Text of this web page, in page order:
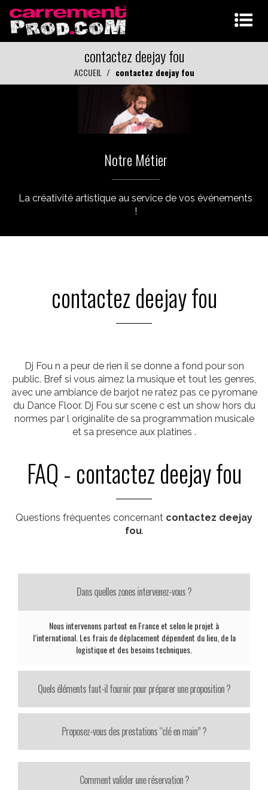
contactez deejay fou
ACCUEIL contactez deejay fou
Notre Métier
La créativité artistique au service de vos événements
!
contactez deejay fou
Dj Fou n a peur de rien il se donne a fond pour son
public. Bref si vous aimez la musique et tout les genres,
avec une ambiance de barjot ne ratez pas ce pyromane
du Dance Floor. Dj Fou sur scene c est un show hors du
normes par l originalite de sa programmation musicale
et sa presence aux platines .
FAQ - contactez deejay fou
Questions fréquentes concernant contactez deejay
fou.
Dans quelles zones intervenez-vous ?
Nous intervenons partout en France et selon le projet à
l’international. Les frais de déplacement dépendent du lieu, de la
logistique et des besoins techniques.
Quels éléments faut-il fournir pour préparer une proposition ?
Proposez-vous des prestations “clé en main” ?
Comment valider une réservation ?